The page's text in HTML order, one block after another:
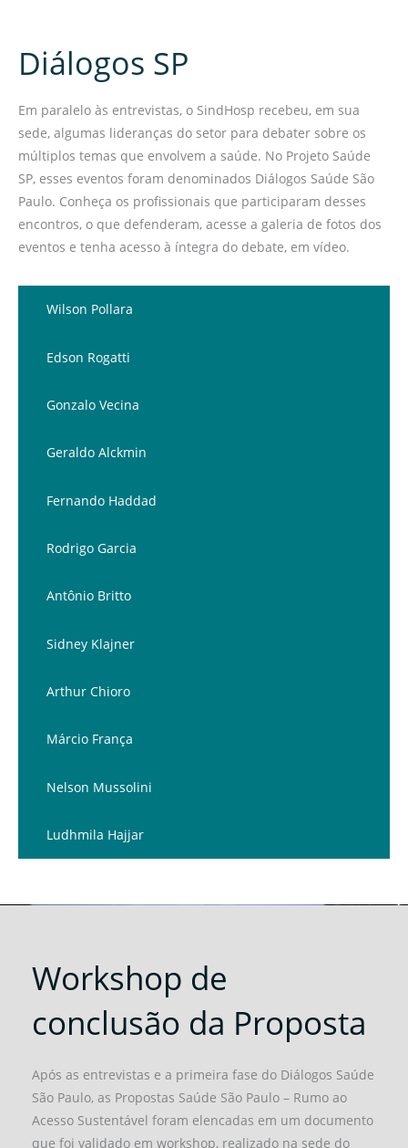
Diálogos SP
Em paralelo às entrevistas, o SindHosp recebeu, em sua
sede, algumas lideranças do setor para debater sobre os
múltiplos temas que envolvem a saúde. No Projeto Saúde
SP, esses eventos foram denominados Diálogos Saúde São
Paulo. Conheça os profissionais que participaram desses
encontros, o que defenderam, acesse a galeria de fotos dos
eventos e tenha acesso à íntegra do debate, em vídeo.
Wilson Pollara
Edson Rogatti
Gonzalo Vecina
Geraldo Alckmin
Fernando Haddad
Rodrigo Garcia
Antônio Britto
Sidney Klajner
Arthur Chioro
Márcio França
Nelson Mussolini
Ludhmila Hajjar
Workshop de
conclusão da Proposta
Após as entrevistas e a primeira fase do Diálogos Saúde
São Paulo, as Propostas Saúde São Paulo – Rumo ao
Acesso Sustentável foram elencadas em um documento
que foi validado em workshop, realizado na sede do